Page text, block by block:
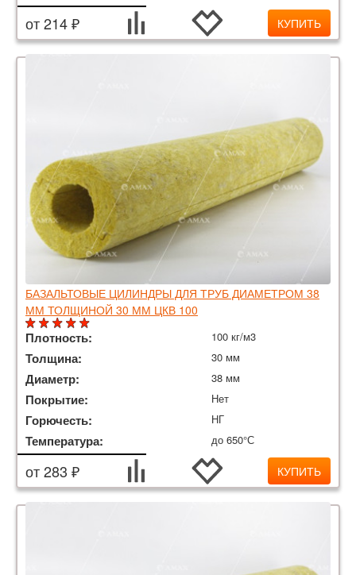
от 214 ₽ КУПИТЬ
БАЗАЛЬТОВЫЕ ЦИЛИНДРЫ ДЛЯ ТРУБ ДИАМЕТРОМ 38
ММ ТОЛЩИНОЙ 30 ММ ЦКВ 100
Плотность: 100 кг/м3
Толщина: 30 мм
Диаметр: 38 мм
Покрытие: Нет
Горючесть: НГ
Температура: до 650°С
от 283 ₽ КУПИТЬ